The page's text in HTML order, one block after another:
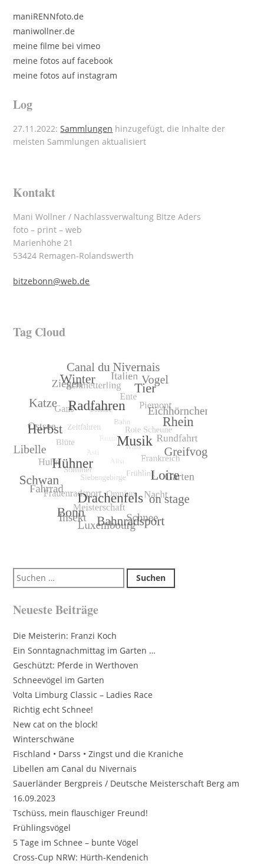
maniRENNfoto.de
maniwollner.de
meine filme bei vimeo
meine fotos auf facebook
meine fotos auf instagram
Log
27.11.2022:Sammlungen hinzugefügt, die Inhalte der
meisten Sammlungen aktualisiert
Kontakt
Mani Wollner / Nachlassverwaltung Bitze Aders
foto – print – web
Marienhöhe 21
53424 Remagen-Rolandswerth
bitzebonn@web.de
Tag Cloud
Suchen
nach:
Neueste Beiträge
Die Meisterin: Franzi Koch
Ein Sonntagnachmittag im Garten …
Geschützt: Pferde in Werthoven
Schneevögel im Garten
Volta Limburg Classic – Ladies Race
Richtig echt Schnee!
New cat on the block!
Winterschwäne
Fischland • Darss • Zingst und die Kraniche
Libellen am Canal du Nivernais
Sauerländer Bergpreis / Deutsche Meisterschaft Berg am
16.09.2023
Tschüss, mein flauschiger Freund!
Frühlingsvögel
5 Tage im Schnee – bunte Vögel
Cross-Cup NRW: Hürth-Kendenich